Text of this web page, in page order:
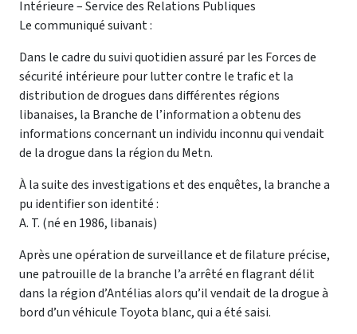
Intérieure – Service des Relations Publiques
Le communiqué suivant :
Dans le cadre du suivi quotidien assuré par les Forces de
sécurité intérieure pour lutter contre le trafic et la
distribution de drogues dans différentes régions
libanaises, la Branche de l’information a obtenu des
informations concernant un individu inconnu qui vendait
de la drogue dans la région du Metn.
À la suite des investigations et des enquêtes, la branche a
pu identifier son identité :
A. T. (né en 1986, libanais)
Après une opération de surveillance et de filature précise,
une patrouille de la branche l’a arrêté en flagrant délit
dans la région d’Antélias alors qu’il vendait de la drogue à
bord d’un véhicule Toyota blanc, qui a été saisi.